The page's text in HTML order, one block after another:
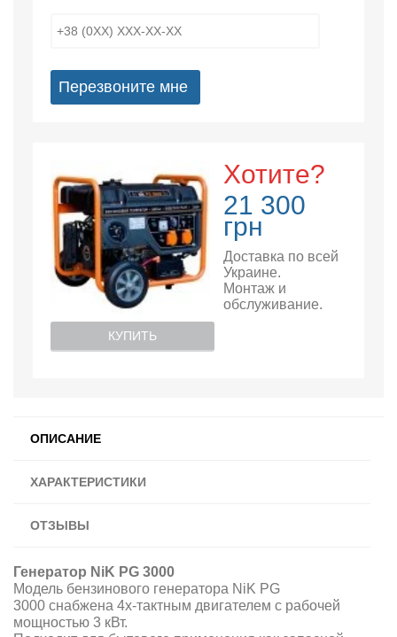
Перезвоните мне
Хотите?
21 300
грн
Доставка по всей
Украине.
Монтаж и
обслуживание.
КУПИТЬ
ОПИСАНИЕ
ХАРАКТЕРИСТИКИ
ОТЗЫВЫ
Генератор NiK PG 3000
Модель бензинового генератора NiK PG
3000 снабжена 4х-тактным двигателем с рабочей
мощностью 3 кВт.